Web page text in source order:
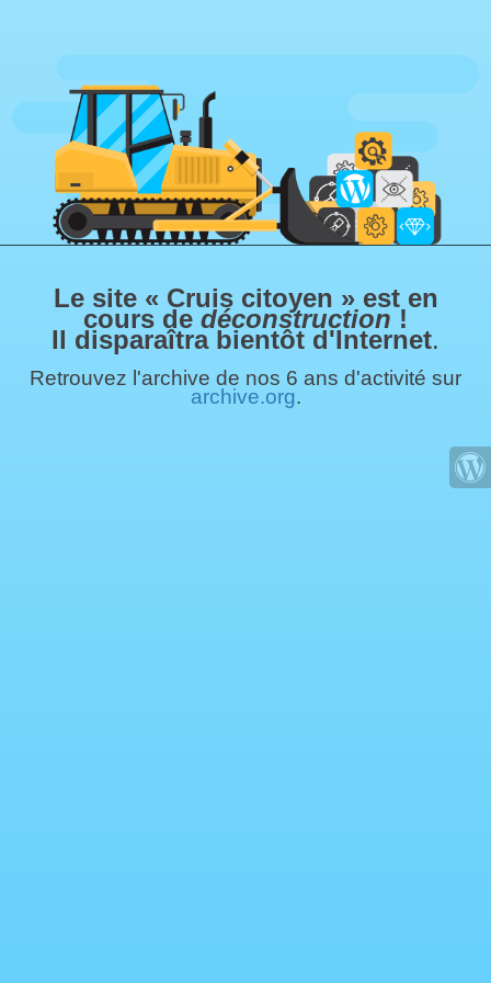
Le site « Cruis citoyen » est en
cours de déconstruction !
Il disparaîtra bientôt d'Internet.
Retrouvez l'archive de nos 6 ans d'activité sur
archive.org.